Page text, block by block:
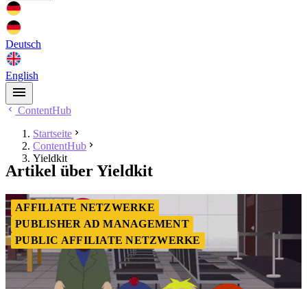
Deutsch
English
ContentHub
Startseite
ContentHub
Yieldkit
Artikel über Yieldkit
AFFILIATE NETZWERKE
PUBLISHER AD MANAGEMENT
PUBLIC AFFILIATE NETZWERKE